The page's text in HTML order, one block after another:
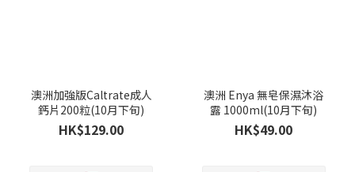
澳洲加強版Caltrate成人
鈣片200粒(10月下旬)
HK$129.00
澳洲 Enya 無皂保濕沐浴
露 1000ml(10月下旬)
HK$49.00